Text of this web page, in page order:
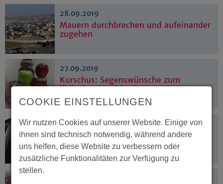
28.09.2019
Mauern durchbrechen und aufeinander
zugehen
27.09.2019
Kurschus: Segenswünsche zum
jüdischen Neujahrsfest
26.09.2019
Wenn der Pfarrer mit dem E-Bike
kommt
COOKIE EINSTELLUNGEN
Wir nutzen Cookies auf unserer Website. Einige von
ihnen sind technisch notwendig, während andere
uns helfen, diese Website zu verbessern oder
zusätzliche Funktionalitäten zur Verfügung zu
stellen.